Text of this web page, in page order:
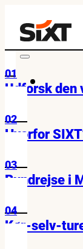
01
Udforsk den
02
Hvorfor
03
Rundrejse i
04
Kør-selv-